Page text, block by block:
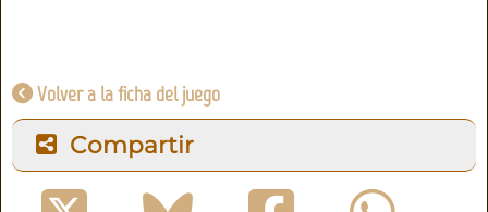
Volver a la ficha del juego
Compartir